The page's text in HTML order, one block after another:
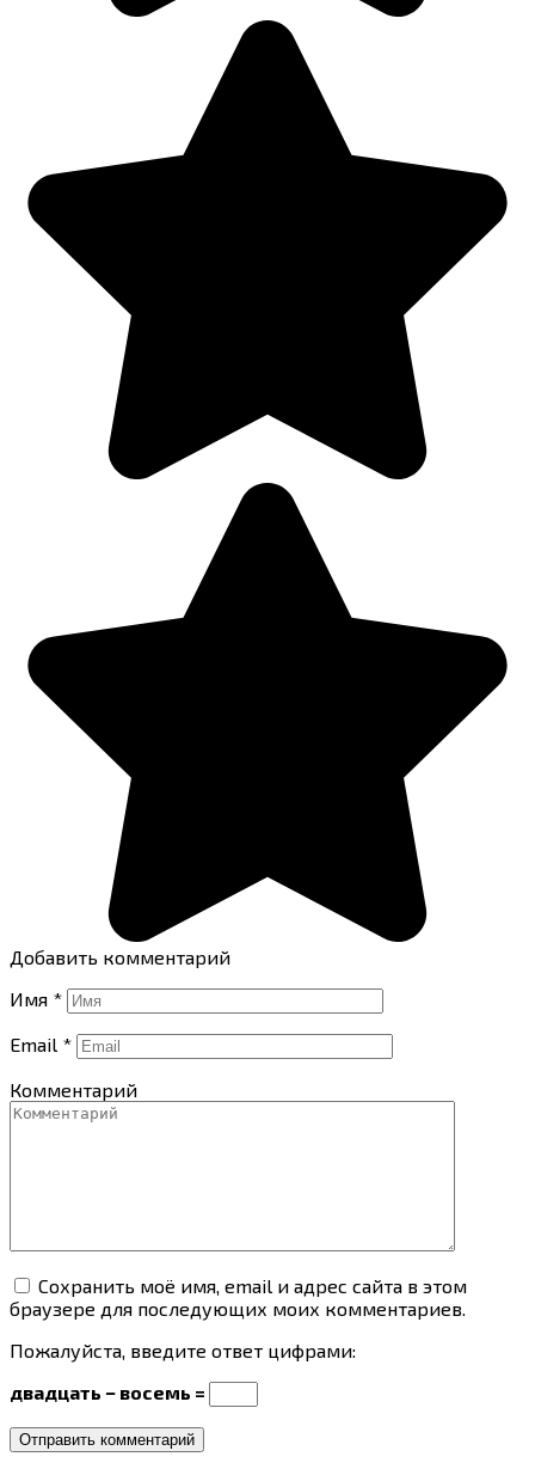
Добавить комментарий
Имя *
Email *
Комментарий
Сохранить моё имя, email и адрес сайта в этом
браузере для последующих моих комментариев.
Пожалуйста, введите ответ цифрами:
двадцать − восемь =